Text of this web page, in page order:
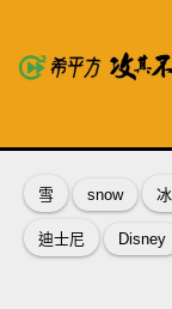
還
雪 snow
迪士尼 Disney